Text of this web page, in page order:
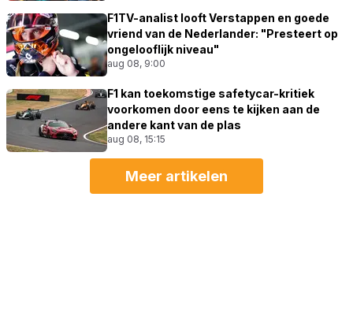
F1TV-analist looft Verstappen en goede
vriend van de Nederlander: "Presteert op
ongelooflijk niveau"
aug 08, 9:00
F1 kan toekomstige safetycar-kritiek
voorkomen door eens te kijken aan de
andere kant van de plas
aug 08, 15:15
Meer artikelen